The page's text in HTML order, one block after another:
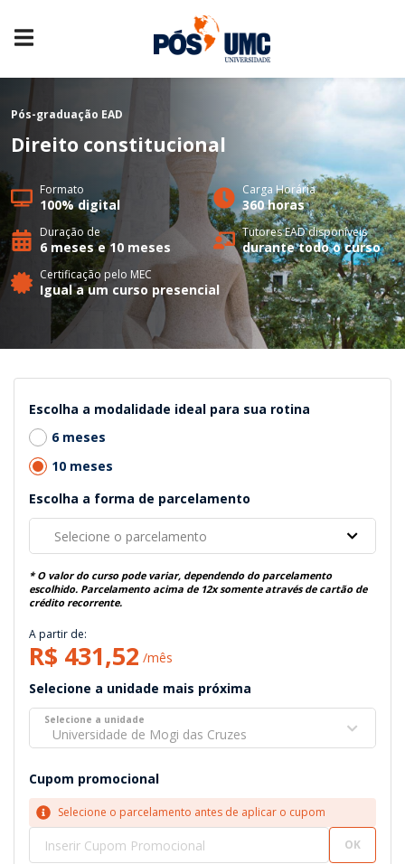
Pós-graduação EAD
Direito constitucional
Formato
100% digital
Carga Horária
360 horas
Duração de
6 meses e 10 meses
Tutores EAD disponíveis
durante todo o curso
Certificação pelo MEC
Igual a um curso presencial
Escolha a modalidade ideal para sua rotina
6 meses
10 meses
Escolha a forma de parcelamento
Selecione o parcelamento
* O valor do curso pode variar, dependendo do parcelamento
escolhido. Parcelamento acima de 12x somente através de cartão de
crédito recorrente.
A partir de:
R$ 431,52 /mês
Selecione a unidade mais próxima
Selecione a unidade
Universidade de Mogi das Cruzes
Cupom promocional
Selecione o parcelamento antes de aplicar o cupom
OK